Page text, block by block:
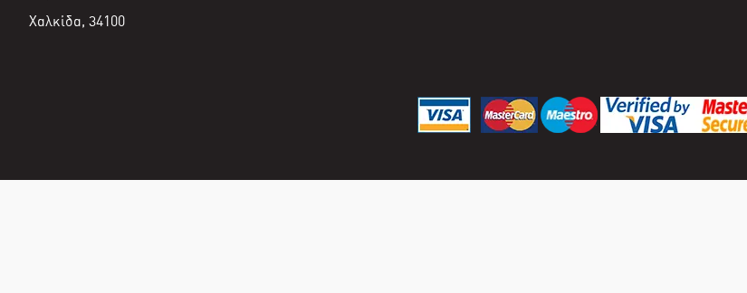
Χαλκίδα, 34100